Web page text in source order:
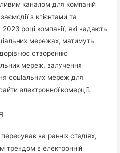
каналом для компаній
з клієнтами та
році компанії, які надають
мережах, матимуть
створенню
мереж, залучення
соціальних мереж для
електронної комерції.
на ранніх стадіях,
трендом в електронній